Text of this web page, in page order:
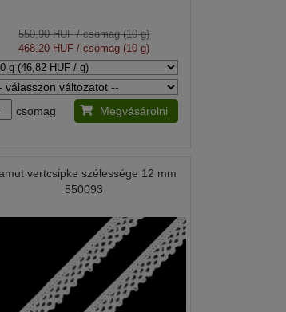
550,90 HUF/ csomag (10 g)
468,20 HUF / csomag (10 g)
csomag Megvásárolni
vertcsipke szélessége 12 mm
550093